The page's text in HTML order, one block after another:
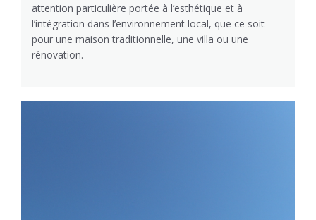
attention particulière portée à l’esthétique et à
l’intégration dans l’environnement local, que ce soit
pour une maison traditionnelle, une villa ou une
rénovation.